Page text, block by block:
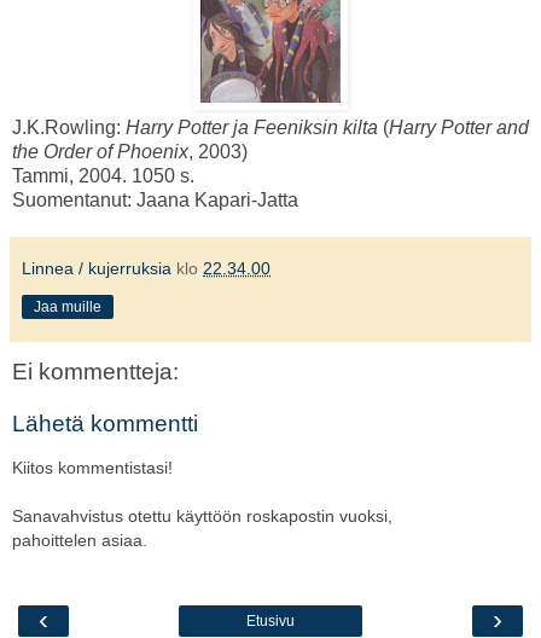
J.K.Rowling: Harry Potter ja Feeniksin kilta (Harry Potter and
the Order of Phoenix, 2003)
Tammi, 2004. 1050 s.
Suomentanut: Jaana Kapari-Jatta
Linnea / kujerruksia klo 22.34.00
Jaa muille
Ei kommentteja:
Lähetä kommentti
Kiitos kommentistasi!
Sanavahvistus otettu käyttöön roskapostin vuoksi,
pahoittelen asiaa.
‹ ›
Etusivu